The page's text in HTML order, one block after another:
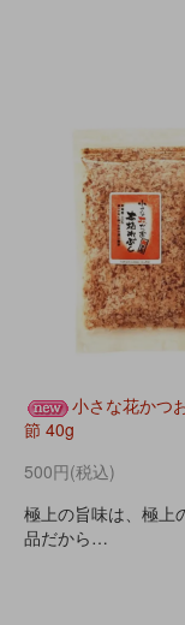
小さな花かつ
節 40g
500円(税込)
極上の旨味は、極上
品だから…